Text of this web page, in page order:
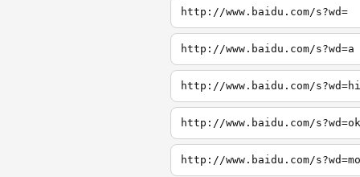
http://www.baidu.com/s?wd=
http://www.baidu.com/s?wd=a
http://www.baidu.com/s?wd=hi
http://www.baidu.com/s?wd=ok
http://www.baidu.com/s?wd=mo